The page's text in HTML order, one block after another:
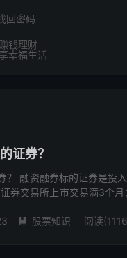
赚钱理财
享幸福生活
回密码
证券？
？ 融资融券标的证券是投
券交易所上市交易满3个
 股票知识 阅读